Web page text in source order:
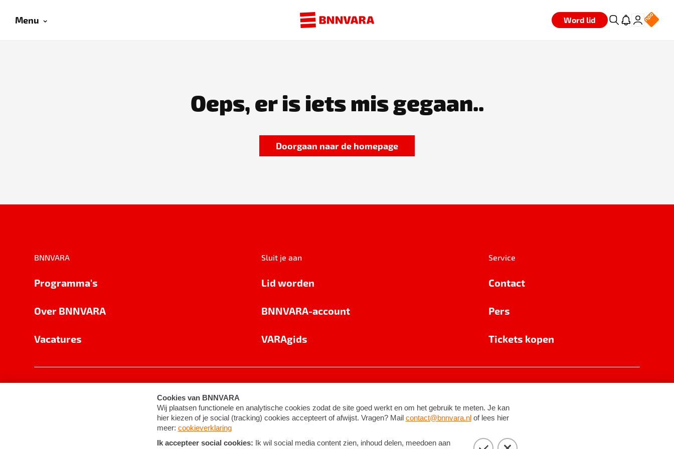
Menu Word lid
Oeps, er is iets mis gegaan..
Doorgaan naar de homepage
BNNVARA
Programma's
Over BNNVARA
Vacatures
Sluit je aan
Lid worden
BNNVARA-account
VARAgids
Service
Contact
Pers
Tickets kopen
Cookie-instellingen Algemene voorwaarden ©2026BNNVARA